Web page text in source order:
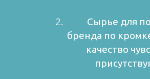
Сырье для
бренда по
качество